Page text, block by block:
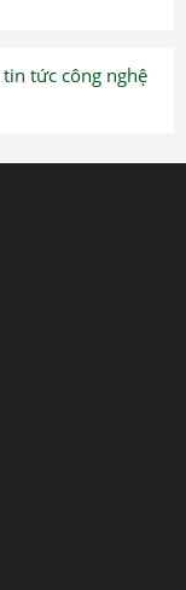
tin tức công nghệ